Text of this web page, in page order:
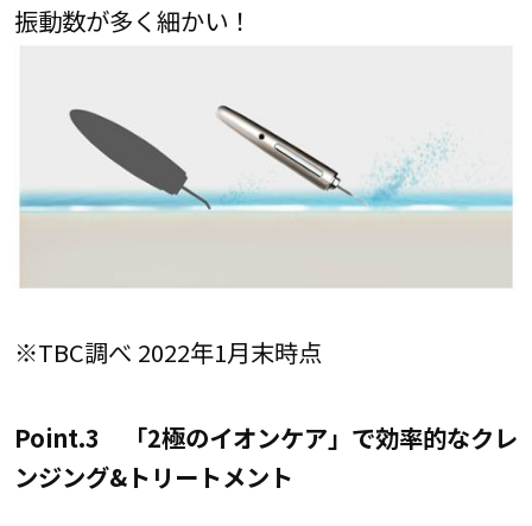
振動数が多く細かい！
※TBC調べ 2022年1月末時点
Point.3 「2極のイオンケア」で効率的なクレ
ンジング&トリートメント